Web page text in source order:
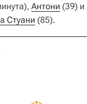
Антони (39) и
Стуани (85).